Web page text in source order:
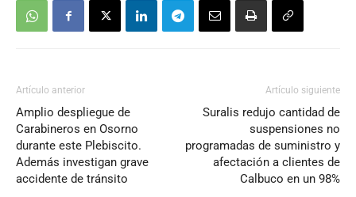
Artículo anterior
Amplio despliegue de
Carabineros en Osorno
durante este Plebiscito.
Además investigan grave
accidente de tránsito
Artículo siguiente
Suralis redujo cantidad de
suspensiones no
programadas de suministro y
afectación a clientes de
Calbuco en un 98%